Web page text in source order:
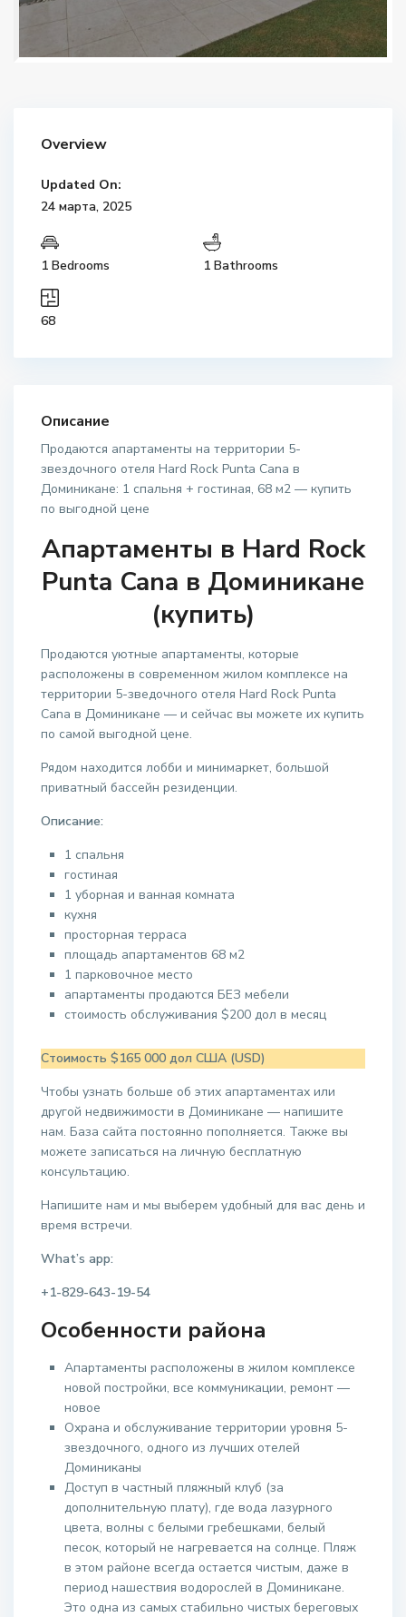
Overview
Updated On:
24 марта, 2025
1 Bedrooms 1 Bathrooms
68
Описание
Продаются апартаменты на территории 5-
звездочного отеля Hard Rock Punta Cana в
Доминикане: 1 спальня + гостиная, 68 м2 — купить
по выгодной цене
Апартаменты в Hard Rock
Punta Cana в Доминикане
(купить)
Продаются уютные апартаменты, которые
расположены в современном жилом комплексе на
территории 5-зведочного отеля Hard Rock Punta
Cana в Доминикане — и сейчас вы можете их купить
по самой выгодной цене.
Рядом находится лобби и минимаркет, большой
приватный бассейн резиденции.
Описание:
1 спальня
гостиная
1 уборная и ванная комната
кухня
просторная терраса
площадь апартаментов 68 м2
1 парковочное место
апартаменты продаются БЕЗ мебели
стоимость обслуживания $200 дол в месяц
Стоимость $165 000 дол США (USD)
Чтобы узнать больше об этих апартаментах или
другой недвижимости в Доминикане — напишите
нам. База сайта постоянно пополняется. Также вы
можете записаться на личную бесплатную
консультацию.
Напишите нам и мы выберем удобный для вас день и
время встречи.
What’s app:
+1-829-643-19-54
Особенности района
Апартаменты расположены в жилом комплексе
новой постройки, все коммуникации, ремонт —
новое
Охрана и обслуживание территории уровня 5-
звездочного, одного из лучших отелей
Доминиканы
Доступ в частный пляжный клуб (за
дополнительную плату), где вода лазурного
цвета, волны с белыми гребешками, белый
песок, который не нагревается на солнце. Пляж
в этом районе всегда остается чистым, даже в
период нашествия водорослей в Доминикане.
Это одна из самых стабильно чистых береговых